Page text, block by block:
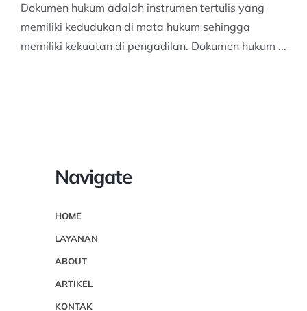
Dokumen hukum adalah instrumen tertulis yang
memiliki kedudukan di mata hukum sehingga
memiliki kekuatan di pengadilan. Dokumen hukum ...
Navigate
HOME
LAYANAN
ABOUT
ARTIKEL
KONTAK